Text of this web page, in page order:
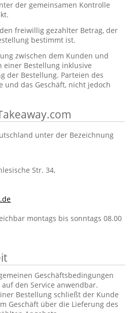
der gemeinsamen Kontrolle
freiwillig gezahlter Betrag, der
bestimmt ist.
zwischen dem Kunden und
einer Bestellung inklusive
der Bestellung. Parteien des
und das Geschäft, nicht jedoch
unter der Bezeichnung
Str. 34,
montags bis sonntags 08.00
Geschäftsbedingungen
den Service anwendbar.
Bestellung schließt der Kunde
Geschäft über die Lieferung des